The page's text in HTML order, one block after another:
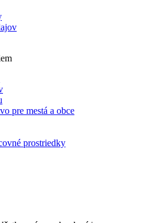
pre mestá a obce
prostriedky